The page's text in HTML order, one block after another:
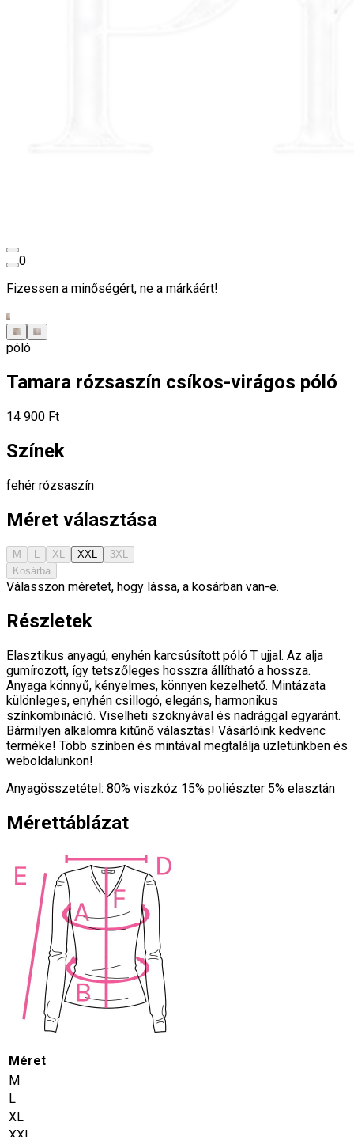
0
Fizessen a minőségért, ne a márkáért!
póló
Tamara rózsaszín csíkos-virágos póló
14 900 Ft
Színek
fehér rózsaszín
Méret választása
M L XL XXL
3XL
Kosárba
Válasszon méretet, hogy lássa, a kosárban van-e.
Részletek
Elasztikus anyagú, enyhén karcsúsított póló T ujjal. Az alja
gumírozott, így tetszőleges hosszra állítható a hossza.
Anyaga könnyű, kényelmes, könnyen kezelhető. Mintázata
különleges, enyhén csillogó, elegáns, harmonikus
színkombináció. Viselheti szoknyával és nadrággal egyaránt.
Bármilyen alkalomra kitűnő választás! Vásárlóink kedvenc
terméke! Több színben és mintával megtalálja üzletünkben és
weboldalunkon!
Anyagösszetétel: 80% viszkóz 15% poliészter 5% elasztán
Mérettáblázat
Méret
M
L
XL